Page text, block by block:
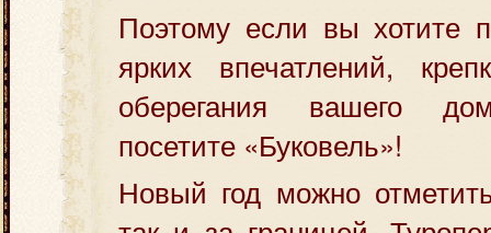
Поэтому если вы хотите
ярких впечатлений,
оберегания вашего
посетите «Буковель»!
Новый год можно